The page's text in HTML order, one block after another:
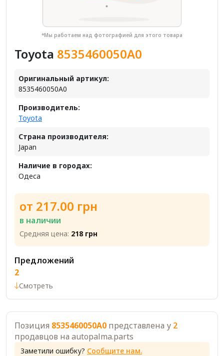
*Мы работаем над фотографией для этого товара
Toyota 8535460050A0
Оригинальный артикул:
8535460050A0
Производитель:
Toyota
Страна производителя:
Japan
Наличие в городах:
Одеса
от 217.00 грн
в наличии
Средняя цена: 218 грн
Предложений
2
Смотреть
Позиция 8535460050A0 представлена у 2
продавцов на autopalma.parts
Заметили ошибку? Сообщите нам.